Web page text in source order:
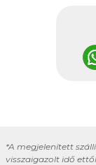
*A megjelenített
visszaigazolt idő